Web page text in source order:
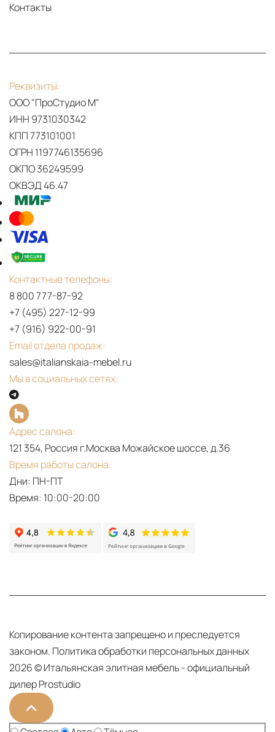
Контакты
Реквизиты:
ООО "ПроСтудио М"
ИНН 9731030342
КПП 773101001
ОГРН 1197746135696
ОКПО 36249599
ОКВЭД 46.47
Контактные телефоны:
8 800 777-87-92
+7 (495) 227-12-99
+7 (916) 922-00-91
Email отдела продаж:
sales@italianskaia-mebel.ru
Мы в социальных сетях:
Адрес салона:
121 354, Россия г.Москва Можайское шоссе, д.36
Время работы салона:
Дни: ПН-ПТ
Время: 10:00-20:00
Копирование контента запрещено и преследуется
законом. Политика обработки персональных данных
2026 © Итальянская элитная мебель - официальный
дилер Prostudio